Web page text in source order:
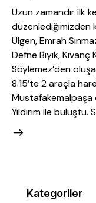
Uzun zamandır ilk
düzenlediğimizden
Ülgen, Emrah
Defne Bıyık,
Söylemez’den
8.15’te 2 araçla
Mustafakemalpaşa
Yıldırım ile buluştu.
Kategoriler